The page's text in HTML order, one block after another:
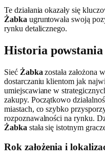
Te działania okazały się
Żabka ugruntowała swoją
rynku detalicznego.
Historia
Sieć Żabka została założona
dostarczaniu klientom jak
umiejscawiane w
zakupy. Początkowo
miastach, co szybko
rozpoznawalności na rynku.
Żabka stała się istotnym
Rok założenia i